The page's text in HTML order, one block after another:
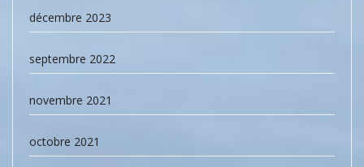
décembre 2023
septembre 2022
novembre 2021
octobre 2021